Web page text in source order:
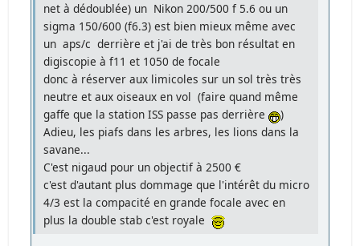
net à dédoublée) un Nikon 200/500 f 5.6 ou un
sigma 150/600 (f6.3) est bien mieux même avec
un aps/c derrière et j'ai de très bon résultat en
digiscopie à f11 et 1050 de focale
donc à réserver aux limicoles sur un sol très très
neutre et aux oiseaux en vol (faire quand même
gaffe que la station ISS passe pas derrière
)
Adieu, les piafs dans les arbres, les lions dans la
savane...
C'est nigaud pour un objectif à 2500 €
c'est d'autant plus dommage que l'intérêt du micro
4/3 est la compacité en grande focale avec en
plus la double stab c'est royale